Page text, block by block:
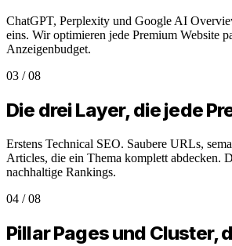
ChatGPT, Perplexity und Google AI
eins. Wir optimieren jede Premium Website
Anzeigenbudget.
03 /08
Die drei Layer, die jede
Erstens Technical SEO. Saubere URLs,
Articles, die ein Thema komplett abdecken.
nachhaltige Rankings.
04 /08
Pillar Pages und Cluster,